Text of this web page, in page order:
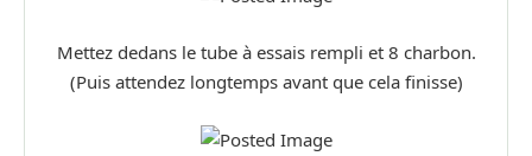
Mettez dedans le tube à essais rempli et 8 charbon.
(Puis attendez longtemps avant que cela finisse)